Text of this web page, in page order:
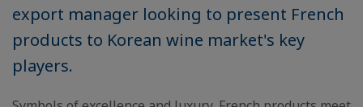
export manager looking to present French
products to Korean wine market's key
players.